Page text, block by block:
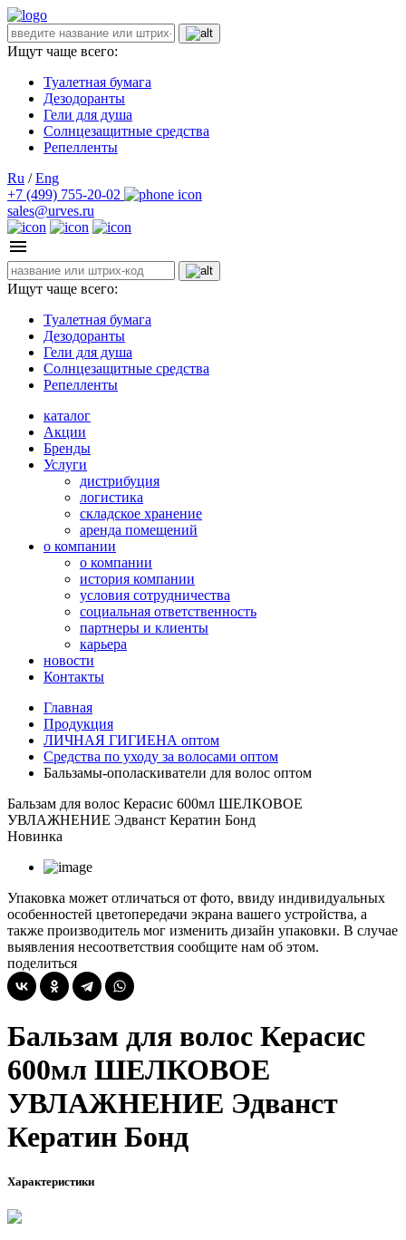
Ищут чаще всего:
Туалетная бумага
Дезодоранты
Гели для душа
Солнцезащитные средства
Репелленты
Ru / Eng
+7 (499) 755-20-02
sales@urves.ru
Ищут чаще всего:
Туалетная бумага
Дезодоранты
Гели для душа
Солнцезащитные средства
Репелленты
каталог
Акции
Бренды
Услуги
дистрибуция
логистика
складское хранение
аренда помещений
о компании
о компании
история компании
условия сотрудничества
социальная ответственность
партнеры и клиенты
карьера
новости
Контакты
Главная
Продукция
ЛИЧНАЯ ГИГИЕНА оптом
Средства по уходу за волосами оптом
Бальзамы-ополаскиватели для волос оптом
Бальзам для волос Керасис 600мл ШЕЛКОВОЕ
УВЛАЖНЕНИЕ Эдванст Кератин Бонд
Новинка
Упаковка может отличаться от фото, ввиду индивидуальных
особенностей цветопередачи экрана вашего устройства, а
также производитель мог изменить дизайн упаковки. В случае
выявления несоответствия сообщите нам об этом.
поделиться
Бальзам для волос Керасис
600мл ШЕЛКОВОЕ
УВЛАЖНЕНИЕ Эдванст
Кератин Бонд
Характеристики